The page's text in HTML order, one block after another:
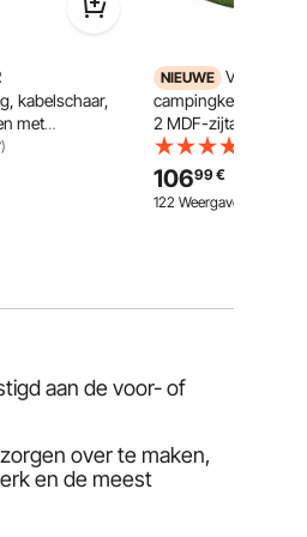
kabelschaar,
met
het knippen
NIEUWE VEVOR
campingkeuken,
2 MDF-zijtafels,
windscherm voor
opbergvakken en X-
poten,
picknicks,
10699€
122 Weergaven Onlangs
aan de voor- of
over te maken,
en de meest